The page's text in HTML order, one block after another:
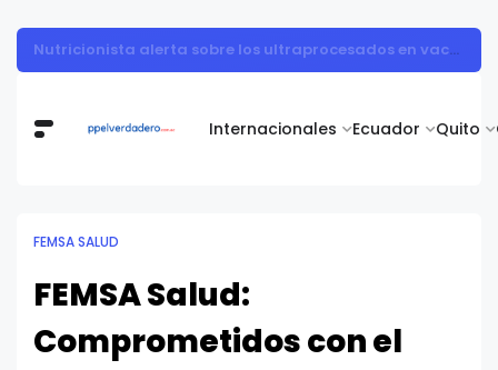
Internacionales Ecuador Quito
Vita Alimentos destaca el trabajo del campo como el primer paso hacia productos de excelencia.
FEMSA SALUD
FEMSA Salud:
Comprometidos con el